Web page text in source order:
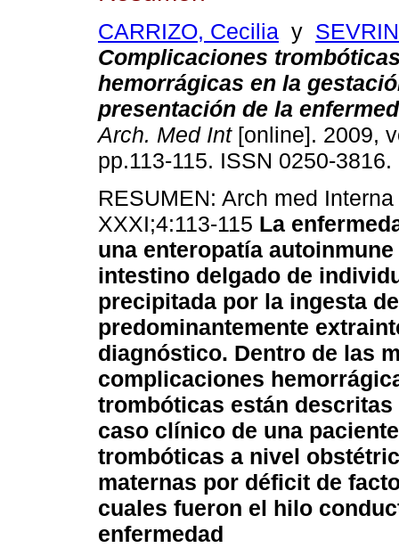
CARRIZO, Cecilia y
Complicaciones
hemorrágicas en la
presentación de la
Arch. Med Int[online]. 2009,
pp.113-115. ISSN 0250-3816.
RESUMEN: Arch med
XXXI;4:113-115 La
una enteropatía
intestino delgado de
precipitada por la ingesta
predominantemente
diagnóstico. Dentro de las
complicaciones
trombóticas están
caso clínico de una
trombóticas a nivel
maternas por déficit de
cuales fueron el hilo
enfermedad